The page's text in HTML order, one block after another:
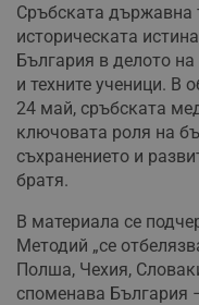
Сръбската държавна
историческата
България в делото
и техните ученици. В
24 май, сръбската
ключовата роля на
съхранението и
братя.
В материала се
Методий „се
Полша, Чехия,
споменава България